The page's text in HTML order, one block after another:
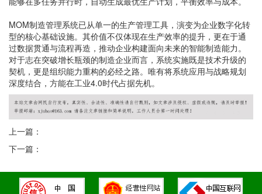
MOM制造管理系统已从单一的生产管理工具，演变为企业数字化转
型的核心基础设施。其价值不仅体现在生产效率的提升，更在于通
过数据贯通与流程再造，推动企业构建面向未来的智能制造能力。
对于志在突破增长瓶颈的制造企业而言，系统实施既是技术升级的
契机，更是组织能力重构的必经之路。唯有将系统应用与战略规划
深度结合，方能在工业4.0时代占据先机。
上一篇：
下一篇：